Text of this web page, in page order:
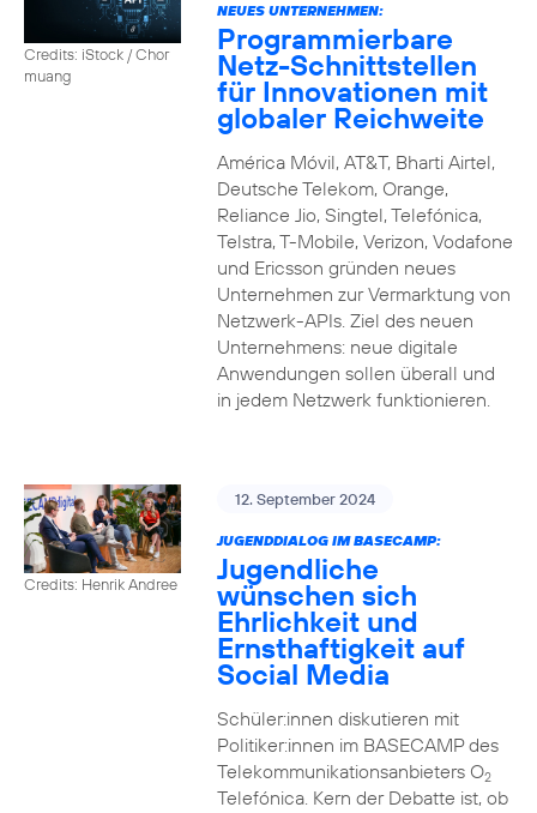
Credits: iStock / Chor
muang
NEUES UNTERNEHMEN:
Programmierbare
Netz-Schnittstellen
für Innovationen mit
globaler Reichweite
América Móvil, AT&T, Bharti Airtel,
Deutsche Telekom, Orange,
Reliance Jio, Singtel, Telefónica,
Telstra, T-Mobile, Verizon, Vodafone
und Ericsson gründen neues
Unternehmen zur Vermarktung von
Netzwerk-APIs. Ziel des neuen
Unternehmens: neue digitale
Anwendungen sollen überall und
in jedem Netzwerk funktionieren.
Credits: Henrik Andree
12. September 2024
JUGENDDIALOG IM BASECAMP:
Jugendliche
wünschen sich
Ehrlichkeit und
Ernsthaftigkeit auf
Social Media
Schüler:innen diskutieren mit
Politiker:innen im BASECAMP des
Telekommunikationsanbieters O2
Telefónica. Kern der Debatte ist, ob